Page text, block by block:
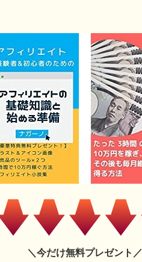
＼今だけ無料プレゼント／